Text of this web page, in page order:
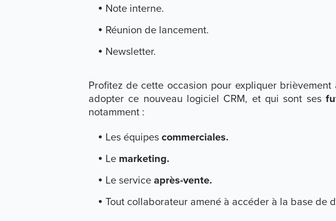
Note interne.
Réunion de lancement.
Newsletter.
Profitez de cette occasion pour expliquer
adopter ce nouveau logiciel CRM, et qui sont ses
notamment :
Les équipescommerciales.
Le marketing.
Le serviceaprès-vente.
Tout collaborateur amené à accéder à la base de